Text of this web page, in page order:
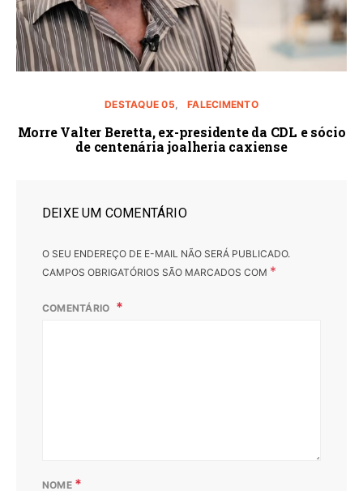
DESTAQUE 05 FALECIMENTO
Morre Valter Beretta, ex-presidente da CDL e sócio
de centenária joalheria caxiense
DEIXE UM COMENTÁRIO
O SEU ENDEREÇO DE E-MAIL NÃO SERÁ PUBLICADO.
CAMPOS OBRIGATÓRIOS SÃO MARCADOS COM *
COMENTÁRIO
NOME *